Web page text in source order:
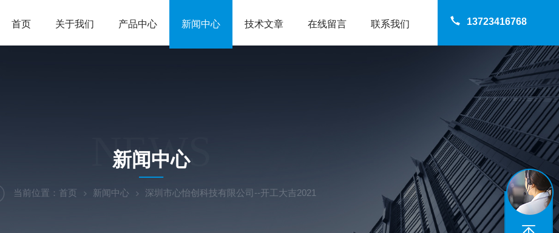
13723416768
首页 关于我们 产品中心 新闻中心 技术文章 在线留言 联系我们
NEWS
新闻中心
当前位置： 首页 新闻中心 深圳市心怡创科技有限公司--开工大吉2021